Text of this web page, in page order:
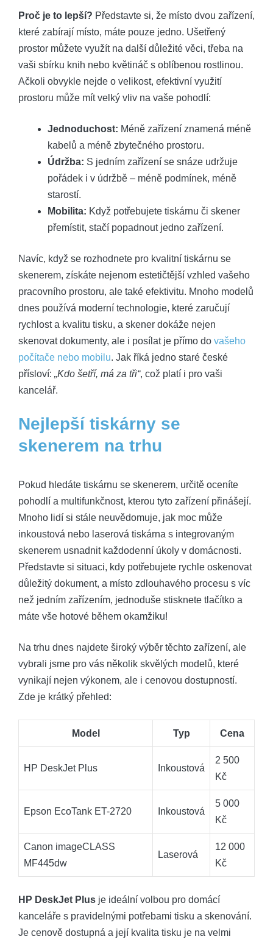
Proč je to lepší? Představte si, že místo dvou zařízení,
které zabírají místo, máte pouze jedno. Ušetřený
prostor můžete využít na další důležité věci, třeba na
vaši sbírku knih nebo květináč s oblíbenou rostlinou.
Ačkoli obvykle nejde o velikost, efektivní využití
prostoru může mít velký vliv na vaše pohodlí:
Jednoduchost: Méně zařízení znamená méně
kabelů a méně zbytečného prostoru.
Údržba: S jedním zařízení se snáze udržuje
pořádek i v údržbě – méně podmínek, méně
starostí.
Mobilita: Když potřebujete tiskárnu či skener
přemístit, stačí popadnout jedno zařízení.
Navíc, když se rozhodnete pro kvalitní tiskárnu se
skenerem, získáte nejenom estetičtější vzhled vašeho
pracovního prostoru, ale také efektivitu. Mnoho modelů
dnes používá moderní technologie, které zaručují
rychlost a kvalitu tisku, a skener dokáže nejen
skenovat dokumenty, ale i posílat je přímo do vašeho
počítače nebo mobilu. Jak říká jedno staré české
přísloví: „Kdo šetří, má za tři“, což platí i pro vaši
kancelář.
Nejlepší tiskárny se
skenerem na trhu
Pokud hledáte tiskárnu se skenerem, určitě oceníte
pohodlí a multifunkčnost, kterou tyto zařízení přinášejí.
Mnoho lidí si stále neuvědomuje, jak moc může
inkoustová nebo laserová tiskárna s integrovaným
skenerem usnadnit každodenní úkoly v domácnosti.
Představte si situaci, kdy potřebujete rychle oskenovat
důležitý dokument, a místo zdlouhavého procesu s víc
než jedním zařízením, jednoduše stisknete tlačítko a
máte vše hotové během okamžiku!
Na trhu dnes najdete široký výběr těchto zařízení, ale
vybrali jsme pro vás několik skvělých modelů, které
vynikají nejen výkonem, ale i cenovou dostupností.
Zde je krátký přehled:
Model Typ Cena
HP DeskJet Plus Inkoustová
2 500
Kč
Epson EcoTank ET-2720 Inkoustová
5 000
Kč
Canon imageCLASS
MF445dw
Laserová
12 000
Kč
HP DeskJet Plus je ideální volbou pro domácí
kanceláře s pravidelnými potřebami tisku a skenování.
Je cenově dostupná a její kvalita tisku je na velmi